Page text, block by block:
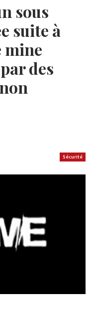
sous
suite à
mine
des
Sécurité